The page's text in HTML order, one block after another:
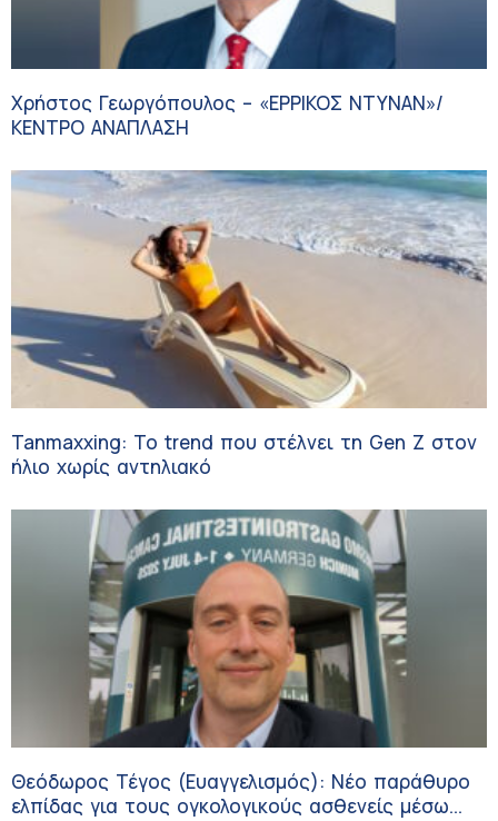
Χρήστος Γεωργόπουλος – «ΕΡΡΙΚΟΣ ΝΤΥΝΑΝ»/
ΚΕΝΤΡΟ ΑΝΑΠΛΑΣΗ
Tanmaxxing: To trend που στέλνει τη Gen Z στον
ήλιο χωρίς αντηλιακό
Θεόδωρος Τέγος (Ευαγγελισμός): Νέο παράθυρο
ελπίδας για τους ογκολογικούς ασθενείς μέσω